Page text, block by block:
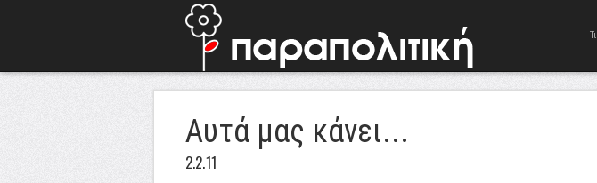
Αυτά μας κάνει...
2.2.11